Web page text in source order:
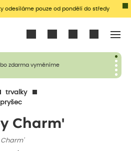
odesíláme pouze od pondělí do středy
zdarma vyměníme
trvalky
pryšec
Charm'
Charm'